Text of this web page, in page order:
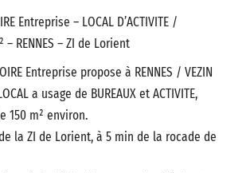
Entreprise – LOCAL D’ACTIVITE /
– RENNES – ZI de Lorient
Entreprise propose à RENNES / VEZIN
a usage de BUREAUX et ACTIVITE,
150 m² environ.
la ZI de Lorient, à 5 min de la rocade de